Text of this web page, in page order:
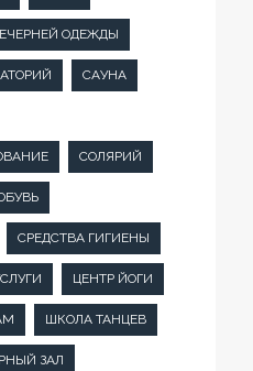
ОДЕЖДЫ
САУНА
СОЛЯРИЙ
СРЕДСТВА ГИГИЕНЫ
ЦЕНТР ЙОГИ
ШКОЛА ТАНЦЕВ
ЗАЛ